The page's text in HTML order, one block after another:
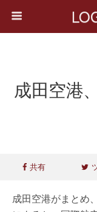
成田空港
共有
成田空港がまとめ